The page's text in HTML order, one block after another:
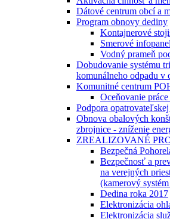
Dátové centrum obcí a
Program obnovy dediny
Kontajnerové
Smerové
Vodný prameň
Dobudovanie systému
komunálneho odpadu v
Komunitné centrum
Oceňovanie
Podpora
Obnova obalových
zbrojnice - zníženie
ZREALIZOVANÉ
Bezpečná
Bezpečnosť a
na verejných
(kamerový
Dedina roka 2017
Elektronizácia
Elektronizácia